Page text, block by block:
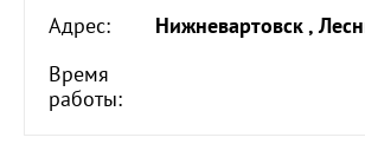
Адрес:
Нижневартовск ,
Время
работы: